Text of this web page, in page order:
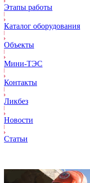
Этапы работы
Каталог оборудования
Объекты
Mини-ТЭС
Контакты
Ликбез
Новости
Статьи